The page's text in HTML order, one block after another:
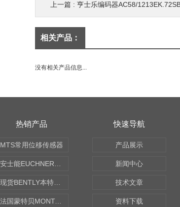
上一篇 : 亨士乐编码器AC58/
相关产品：
没有相关产品信息...
热销产品
MTS常用位移传感器
法国蒙特贝MONTABERT打壳机凿岩机Z92
快速导航
产品展示
新闻中心
技术文章
资料下载